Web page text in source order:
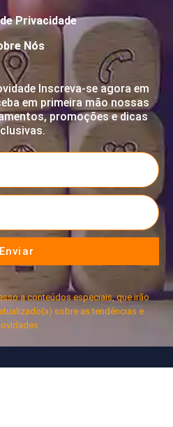
Privacidade
Nós
Inscreva-se agora em
em primeira mão nossas
promoções e dicas
Enviar
a conteúdos especiais, que irão
sobre as tendências e